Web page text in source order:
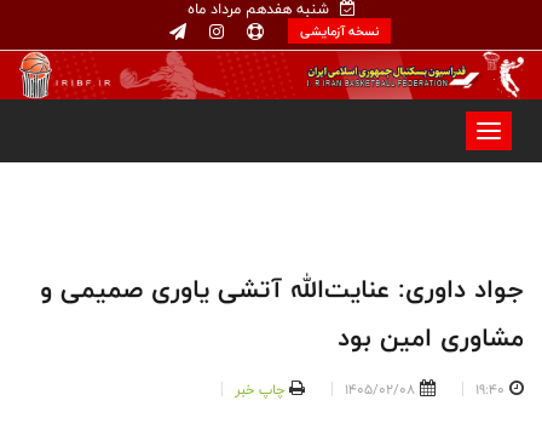
شنبه هفدهم مرداد ماه
نسخه آزمایشی
جواد داوری: عنایت‌الله آتشی یاوری صمیمی و
مشاوری امین بود
19:40
1405/02/08 چاپ خبر